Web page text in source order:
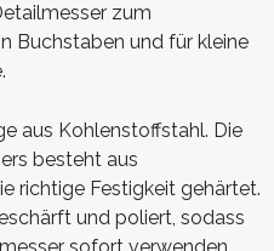
zum
Buchstaben und für kleine
aus Kohlenstoffstahl. Die
besteht aus
richtige Festigkeit gehärtet.
und poliert, sodass